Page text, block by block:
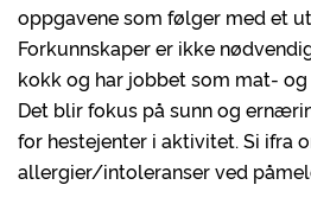
oppgavene som følger med et
Forkunnskaper er ikke
kokk og har jobbet som mat-
Det blir fokus på sunn og
for hestejenter i aktivitet. Si ifra
allergier/intoleranser ved